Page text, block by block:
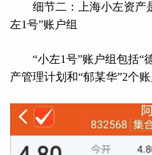
细节二：上海小左资产
左1号”账户组
“小左1号”账户组包括“
产管理计划和“郁某华”2个